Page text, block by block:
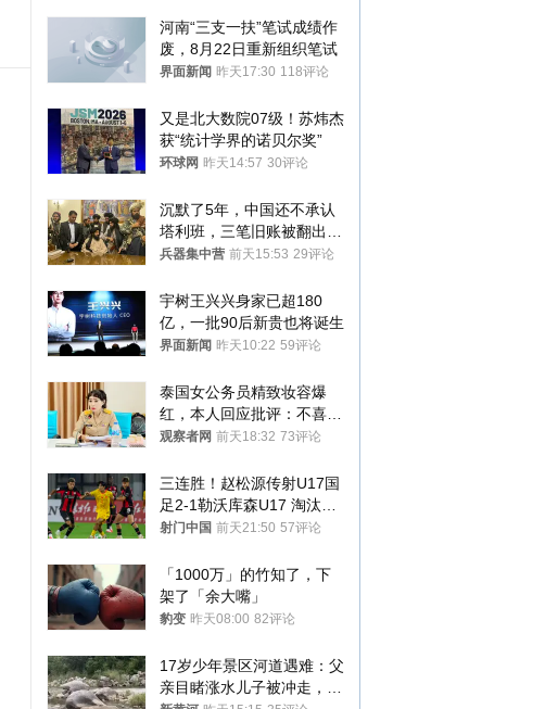
河南“三支一扶”笔试成绩作
废，8月22日重新组织笔试
界面新闻 昨天17:30 118评论
又是北大数院07级！苏炜杰
获“统计学界的诺贝尔奖”
环球网 昨天14:57 30评论
沉默了5年，中国还不承认
塔利班，三笔旧账被翻出，
最大风险出现
兵器集中营 前天15:53 29评论
宇树王兴兴身家已超180
亿，一批90后新贵也将诞生
界面新闻 昨天10:22 59评论
泰国女公务员精致妆容爆
红，本人回应批评：不喜欢
就别看
观察者网 前天18:32 73评论
三连胜！赵松源传射U17国
足2-1勒沃库森U17 淘汰赛
将战河床
射门中国 前天21:50 57评论
「1000万」的竹知了，下
架了「余大嘴」
豹变 昨天08:00 82评论
17岁少年景区河道遇难：父
亲目睹涨水儿子被冲走，当